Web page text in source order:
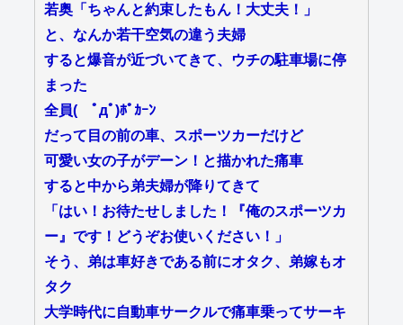
若奥「ちゃんと約束したもん！大丈夫！」
と、なんか若干空気の違う夫婦
すると爆音が近づいてきて、ウチの駐車場に停
まった
全員( ﾟдﾟ)ﾎﾟｶｰﾝ
だって目の前の車、スポーツカーだけど
可愛い女の子がデーン！と描かれた痛車
すると中から弟夫婦が降りてきて
「はい！お待たせしました！『俺のスポーツカ
ー』です！どうぞお使いください！」
そう、弟は車好きである前にオタク、弟嫁もオ
タク
大学時代に自動車サークルで痛車乗ってサーキ